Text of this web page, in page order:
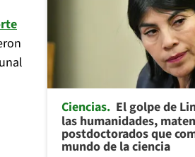
Ciencias El golpe de
las humanidades,
postdoctorados que
mundo de la ciencia